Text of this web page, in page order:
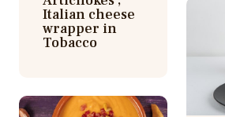
Italian cheese
wrapper in
Tobacco